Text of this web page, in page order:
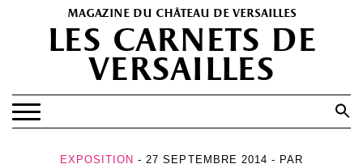
magazine du château de versailles
les carnets de
versailles
Search Button
EXPOSITIONS
EXPOSITION - 27 SEPTEMBRE 2014 - PAR